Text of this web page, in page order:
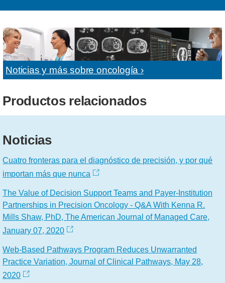
Noticias y más sobre oncología ›
Productos relacionados
Noticias
Cuatro fronteras para el diagnóstico de precisión, y por qué
importan más que nunca
The Value of Decision Support Teams and Payer-Institution
Partnerships in Precision Oncology - Q&A With Kenna R.
Mills Shaw, PhD, The American Journal of Managed Care,
January 07, 2020
Web-Based Pathways Program Reduces Unwarranted
Practice Variation, Journal of Clinical Pathways, May 28,
2020